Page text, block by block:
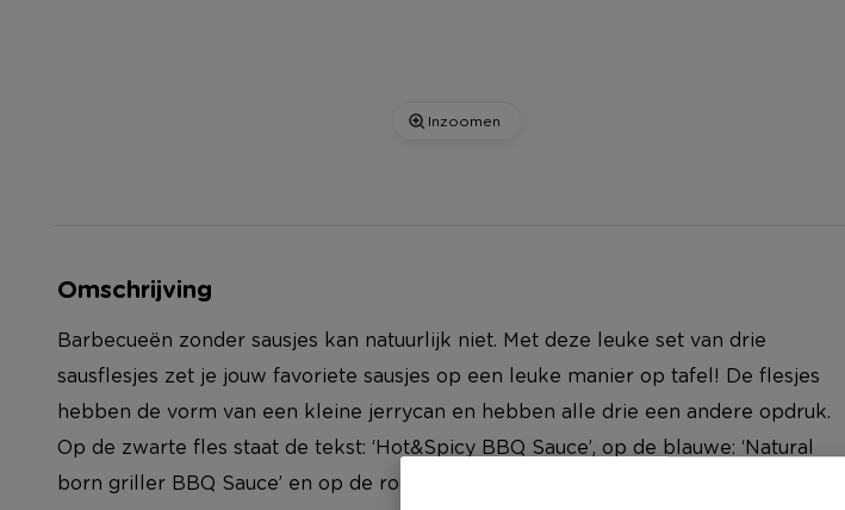
Inzoomen
Omschrijving
Barbecueën zonder sausjes kan natuurlijk niet. Met deze leuke set van drie
sausflesjes zet je jouw favoriete sausjes op een leuke manier op tafel! De flesjes
hebben de vorm van een kleine jerrycan en hebben alle drie een andere opdruk.
Op de zwarte fles staat de tekst: ‘Hot&Spicy BBQ Sauce’, op de blauwe: ‘Natural
born griller BBQ Sauce’ en op de rode: ‘Born to Grill BBQ Sauce’.